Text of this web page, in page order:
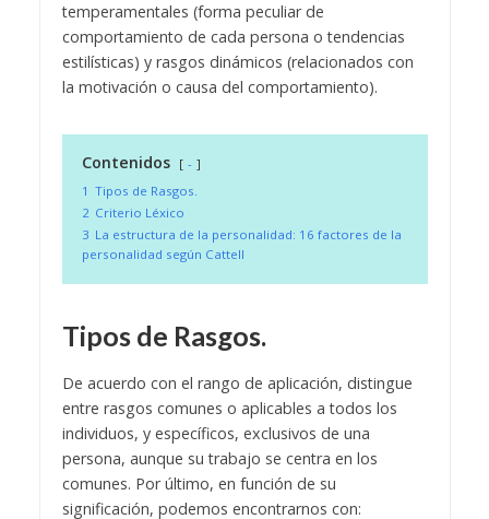
temperamentales (forma peculiar de
comportamiento de cada persona o tendencias
estilísticas) y rasgos dinámicos (relacionados con
la motivación o causa del comportamiento).
Contenidos
-
1 Tipos de Rasgos.
2 Criterio Léxico
3 La estructura de la personalidad: 16 factores de la
personalidad según Cattell
Tipos de Rasgos.
De acuerdo con el rango de aplicación, distingue
entre rasgos comunes o aplicables a todos los
individuos, y específicos, exclusivos de una
persona, aunque su trabajo se centra en los
comunes. Por último, en función de su
significación, podemos encontrarnos con: